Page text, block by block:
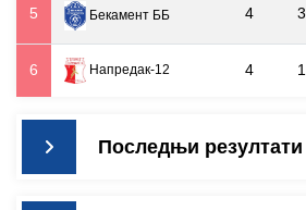
5 Бекамент ББ 4 3
6 Напредак-12 4 1
Последњи резултати